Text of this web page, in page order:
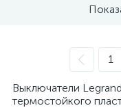
1
Выключатели
термостойкого